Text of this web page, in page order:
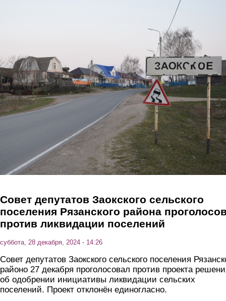
Совет депутатов Заокского сельского
поселения Рязанского района
против ликвидации поселений
суббота, 28 декабря, 2024 - 14:26
Совет депутатов Заокского сельского поселения
районо 27 декабря проголосовал против проекта
об одобрении инициативы ликвидации сельских
поселений. Проект отклонён единогласно.